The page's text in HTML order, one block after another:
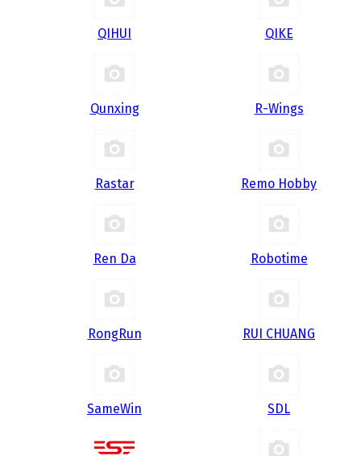
QIHUI QIKE
Qunxing R-Wings
Rastar Remo Hobby
Ren Da Robotime
RongRun RUI CHUANG
SameWin SDL